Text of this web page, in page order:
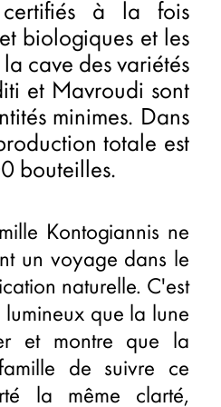
à la fois
biologiques et les
cave des variétés
et Mavroudi sont
minimes. Dans
totale est
bouteilles.
Kontogiannis ne
un voyage dans le
naturelle. C'est
lumineux que la lune
et montre que la
de suivre ce
la même clarté,